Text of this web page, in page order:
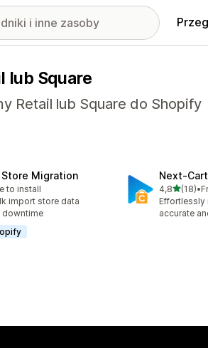
lub Square
Retail lub Square do Shopify
Migration
286
to install
import store data
4,8na 5
(18)
Łączna •
accurate